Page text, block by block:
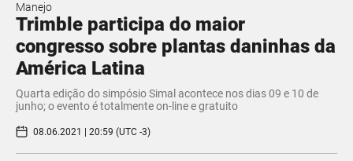
Manejo
Trimble participa do maior
congresso sobre plantas daninhas da
América Latina
Quarta edição do simpósio Simal acontece nos dias 09 e 10 de
junho; o evento é totalmente on-line e gratuito
08.06.2021 | 20:59 (UTC -3)